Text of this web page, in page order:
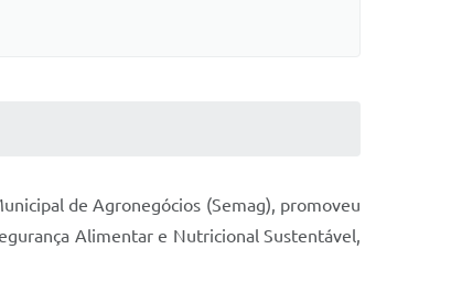
de Agronegócios (Semag), promoveu
Alimentar e Nutricional Sustentável,